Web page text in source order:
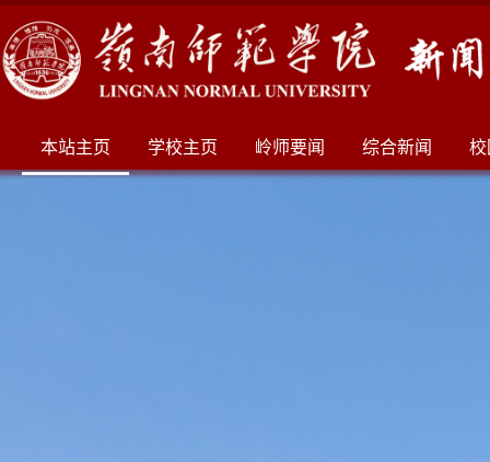
本站主页 学校主页 岭师要闻 综合新闻 校